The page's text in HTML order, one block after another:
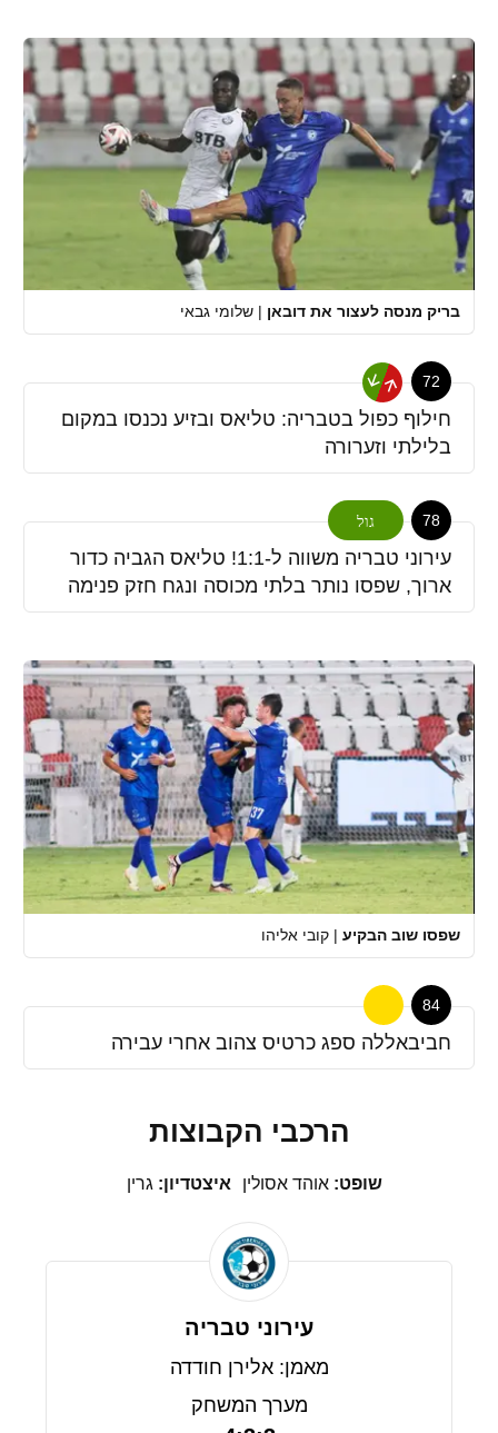
בריק מנסה לעצור את דובאן | שלומי גבאי
72
חילוף כפול בטבריה: טליאס ובזיע נכנסו במקום
בלילתי וזערורה
78 גול
עירוני טבריה משווה ל-1:1! טליאס הגביה כדור
ארוך, שפסו נותר בלתי מכוסה ונגח חזק פנימה
שפסו שוב הבקיע | קובי אליהו
84
חביבאללה ספג כרטיס צהוב אחרי עבירה
הרכבי הקבוצות
שופט: אוהד אסולין איצטדיון: גרין
עירוני טבריה
מאמן: אלירן חודדה
מערך המשחק